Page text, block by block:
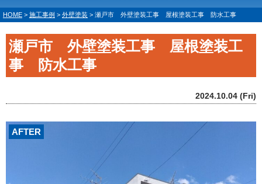
HOME > 施工事例 > 外壁塗装 > 瀬戸市 外壁塗装工事 屋根塗装工事 防水工事
瀬戸市 外壁塗装工事 屋根塗装工
事 防水工事
2024.10.04 (Fri)
AFTER